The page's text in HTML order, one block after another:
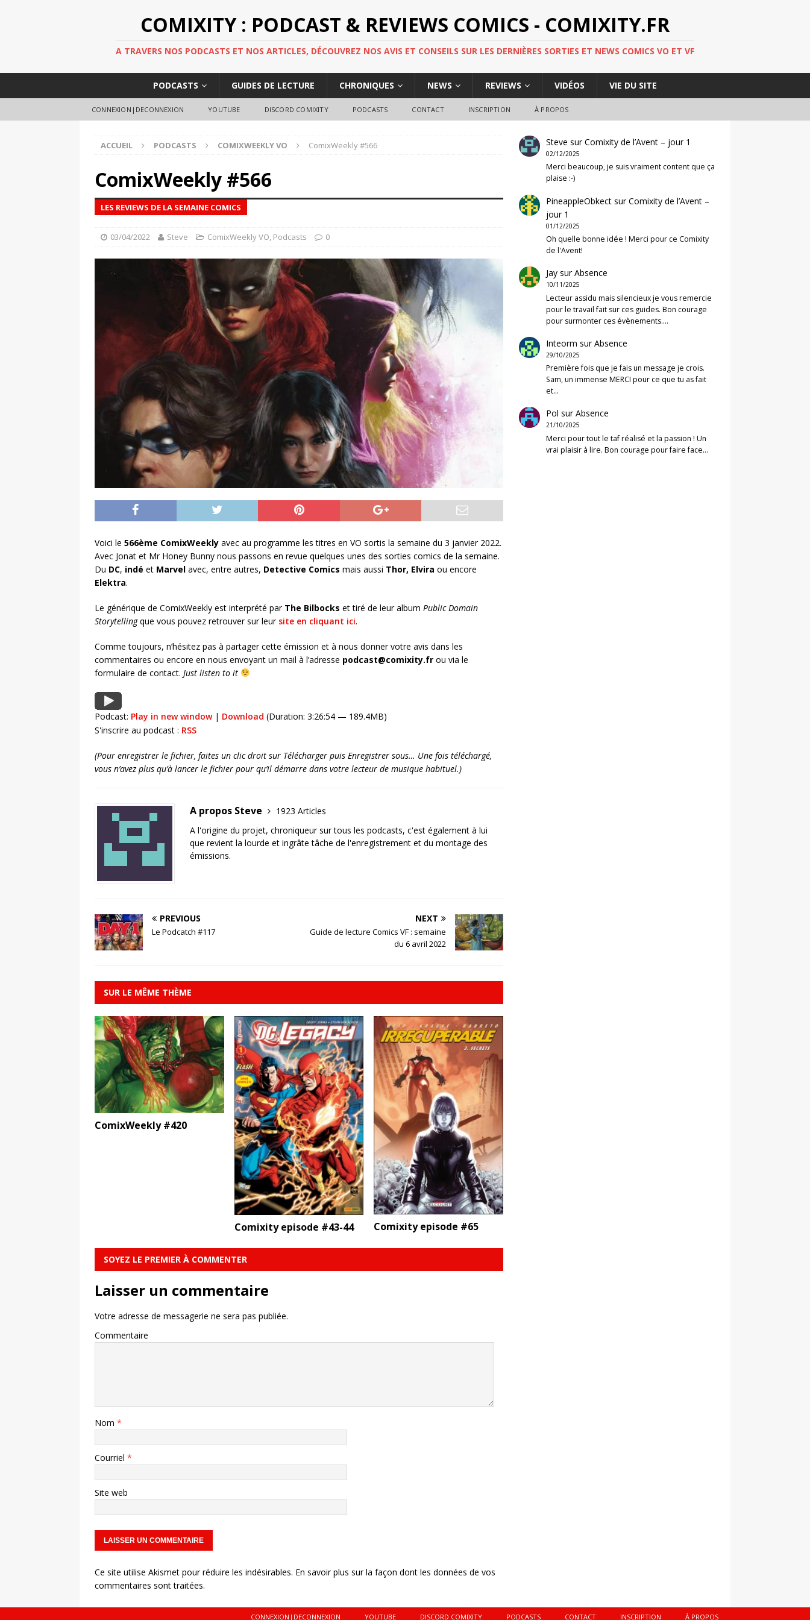
COMIXITY : PODCAST & REVIEWS COMICS - COMIXITY.FR
A TRAVERS NOS PODCASTS ET NOS ARTICLES, DÉCOUVREZ NOS AVIS ET CONSEILS SUR LES DERNIÈRES SORTIES ET NEWS COMICS VO ET VF
PODCASTS GUIDES DE LECTURE CHRONIQUES NEWS REVIEWS VIDÉOS VIE DU SITE
CONNEXION|DECONNEXION YOUTUBE DISCORD COMIXITY PODCASTS CONTACT INSCRIPTION À PROPOS
ACCUEIL PODCASTS COMIXWEEKLY VO ComixWeekly #566
ComixWeekly #566
LES REVIEWS DE LA SEMAINE COMICS
03/04/2022 Steve ComixWeekly VO, Podcasts 0
Voici le 566ème ComixWeekly avec au programme les titres en VO sortis la semaine du 3 janvier 2022.
Avec Jonat et Mr Honey Bunny nous passons en revue quelques unes des sorties comics de la semaine.
Du DC, indé et Marvel avec, entre autres, Detective Comics mais aussi Thor, Elvira ou encore
Elektra.
Le générique de ComixWeekly est interprété par The Bilbocks et tiré de leur album Public Domain
Storytellingque vous pouvez retrouver sur leur site en cliquant ici.
Comme toujours, n’hésitez pas à partager cette émission et à nous donner votre avis dans les
commentaires ou encore en nous envoyant un mail à l’adresse podcast@comixity.fr ou via le
formulaire de contact. Just listen to it
Podcast: Play in new window| Download (Duration: 3:26:54 — 189.4MB)
S'inscrire au podcast : RSS
(Pour enregistrer le fichier, faites un clic droit sur Télécharger puis Enregistrer sous… Une fois téléchargé,
vous n’avez plus qu’à lancer le fichier pour qu’il démarre dans votre lecteur de musique habituel.)
A propos Steve
1923 Articles
A l'origine du projet, chroniqueur sur tous les podcasts, c'est également à lui
que revient la lourde et ingrâte tâche de l'enregistrement et du montage des
émissions.
PREVIOUS
Le Podcatch #117
NEXT
Guide de lecture Comics VF : semaine
du 6 avril 2022
SUR LE MÊME THÈME
ComixWeekly #420
Comixity episode #43-44 Comixity episode #65
SOYEZ LE PREMIER À COMMENTER
Laisser un commentaire
Votre adresse de messagerie ne sera pas publiée.
Commentaire
Nom *
Courriel *
Site web
Ce site utilise Akismet pour réduire les indésirables. En savoir plus sur la façon dont les données de vos
commentaires sont traitées.
Steve surComixity de l’Avent – jour 1
02/12/2025
Merci beaucoup, je suis vraiment content que ça
plaise :-)
PineappleObkect surComixity de l’Avent –
jour 1
01/12/2025
Oh quelle bonne idée ! Merci pour ce Comixity
de l'Avent!
Jay surAbsence
10/11/2025
Lecteur assidu mais silencieux je vous remercie
pour le travail fait sur ces guides. Bon courage
pour surmonter ces évènements.…
Inteorm surAbsence
29/10/2025
Première fois que je fais un message je crois.
Sam, un immense MERCI pour ce que tu as fait
et…
Pol surAbsence
21/10/2025
Merci pour tout le taf réalisé et la passion ! Un
vrai plaisir à lire. Bon courage pour faire face…
CONNEXION|DECONNEXION YOUTUBE DISCORD COMIXITY PODCASTS CONTACT INSCRIPTION À PROPOS